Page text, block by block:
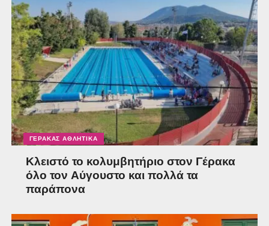
ΓΈΡΑΚΑΣ ΑΘΛΗΤΙΚΆ
Κλειστό το κολυμβητήριο στον Γέρακα
όλο τον Αύγουστο και πολλά τα
παράπονα